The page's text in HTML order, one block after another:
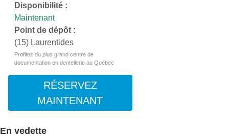
Disponibilité :
Maintenant
Point de dépôt :
(15) Laurentides
Profitez du plus grand centre de
documentation en dentellerie au Québec
RÉSERVEZ
MAINTENANT
En vedette